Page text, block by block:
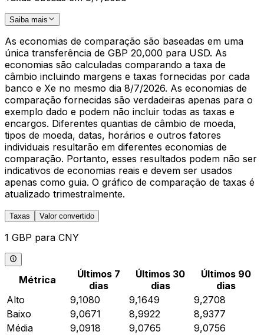
Saiba mais
As economias de comparação são baseadas em uma
única transferência de GBP 20,000 para USD. As
economias são calculadas comparando a taxa de
câmbio incluindo margens e taxas fornecidas por cada
banco e Xe no mesmo dia 8/7/2026. As economias de
comparação fornecidas são verdadeiras apenas para o
exemplo dado e podem não incluir todas as taxas e
encargos. Diferentes quantias de câmbio de moeda,
tipos de moeda, datas, horários e outros fatores
individuais resultarão em diferentes economias de
comparação. Portanto, esses resultados podem não ser
indicativos de economias reais e devem ser usados
apenas como guia. O gráfico de comparação de taxas é
atualizado trimestralmente.
Taxas Valor convertido
1 GBP para CNY
Métrica
Últimos 7
dias
Últimos 30
dias
Últimos 90
dias
Alto
9,1080 9,1649
9,2708
Baixo
9,0671 8,9922
8,9377
Média
9,0918 9,0765
9,0756